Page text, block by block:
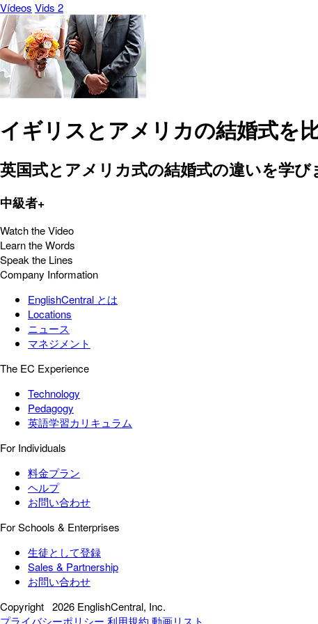
Vídeos Vids 2
イギリスとアメリカの結婚式を
英国式とアメリカ式の結婚式の違いを学び
中級者+
Watch the Video
Learn the Words
Speak the Lines
Company Information
EnglishCentral とは
Locations
ニュース
マネジメント
The EC Experience
Technology
Pedagogy
英語学習カリキュラム
For Individuals
料金プラン
ヘルプ
お問い合わせ
For Schools & Enterprises
生徒として登録
Sales & Partnership
お問い合わせ
Copyright 2026 EnglishCentral, Inc.